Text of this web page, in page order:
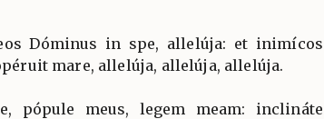
Dóminus in spe, allelúja: et inimícos
mare, allelúja, allelúja, allelúja.
pópule meus, legem meam: inclináte